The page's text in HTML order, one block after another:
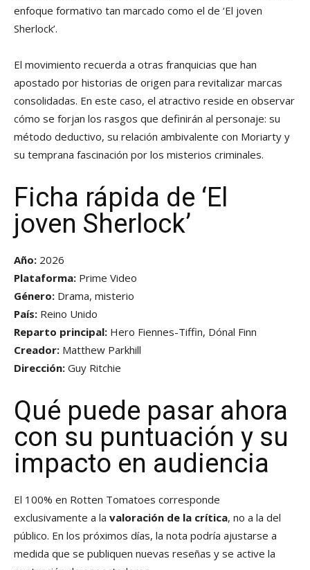
enfoque formativo tan marcado como el de ‘El joven
Sherlock’.
El movimiento recuerda a otras franquicias que han
apostado por historias de origen para revitalizar marcas
consolidadas. En este caso, el atractivo reside en observar
cómo se forjan los rasgos que definirán al personaje: su
método deductivo, su relación ambivalente con Moriarty y
su temprana fascinación por los misterios criminales.
Ficha rápida de ‘El
joven Sherlock’
Año: 2026
Plataforma: Prime Video
Género: Drama, misterio
País: Reino Unido
Reparto principal: Hero Fiennes-Tiffin, Dónal Finn
Creador: Matthew Parkhill
Dirección: Guy Ritchie
Qué puede pasar ahora
con su puntuación y su
impacto en audiencia
El 100% en Rotten Tomatoes corresponde
exclusivamente a la valoración de la crítica, no a la del
público. En los próximos días, la nota podría ajustarse a
medida que se publiquen nuevas reseñas y se active la